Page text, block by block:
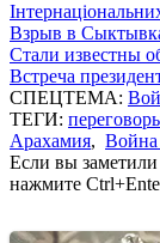
Взрыв в
Стали известны
Встреча
СПЕЦТЕМА:
ТЕГИ:
Арахамия, Война
Если вы
нажмите